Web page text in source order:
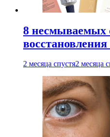
8 несмываемых
восстановления
2 месяца спустя2 месяца